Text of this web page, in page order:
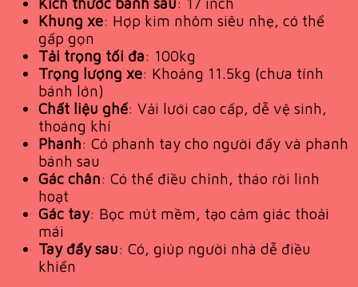
Khung xe: Hợp kim nhôm siêu nhẹ, có thể
gấp gọn
Tải trọng tối đa: 100kg
Trọng lượng xe: Khoảng 11.5kg (chưa tính
bánh lớn)
Chất liệu ghế: Vải lưới cao cấp, dễ vệ sinh,
thoáng khí
Phanh: Có phanh tay cho người đẩy và phanh
bánh sau
Gác chân: Có thể điều chỉnh, tháo rời linh
hoạt
Gác tay: Bọc mút mềm, tạo cảm giác thoải
mái
Tay đẩy sau: Có, giúp người nhà dễ điều
khiển